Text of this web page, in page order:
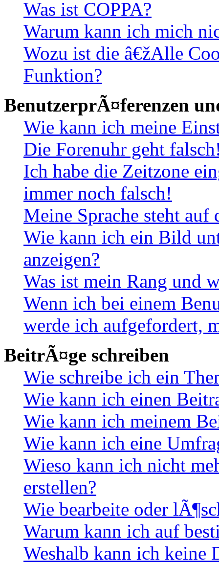
Was ist COPPA?
Warum kann ich mich
Wozu ist die â€žAlle
Funktion?
BenutzerprÃ¤ferenzen
Wie kann ich meine
Die Forenuhr geht
Ich habe die Zeitzone
immer noch falsch!
Meine Sprache steht
Wie kann ich ein Bild
anzeigen?
Was ist mein Rang und
Wenn ich bei einem
werde ich aufgefordert,
BeitrÃ¤ge schreiben
Wie schreibe ich ein
Wie kann ich einen
Wie kann ich meinem
Wie kann ich eine
Wieso kann ich nicht
erstellen?
Wie bearbeite oder
Warum kann ich auf
Weshalb kann ich keine